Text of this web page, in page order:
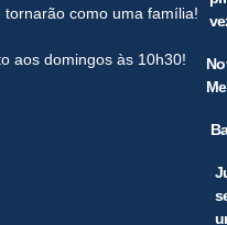
como uma família!
aos domingos às 10h30!